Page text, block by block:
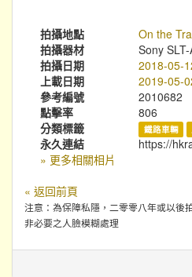
拍攝地點 On the
拍攝器材
Sony
拍攝日期
2018-05-
上載日期
2019-05-
參考編號
2010682
點擊率
806
分類標籤
鐵路車輛
永久連結
https://
» 更多相關相片
« 返回前頁
注意：為保障私隱，二零零八年或以後
非必要之人臉模糊處理